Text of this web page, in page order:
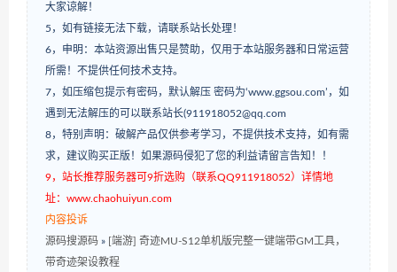
大家谅解！
5，如有链接无法下载，请联系站长处理！
6，申明：本站资源出售只是赞助，仅用于本站服务器和日常运营
所需！不提供任何技术支持。
7，如压缩包提示有密码，默认解压 密码为‘www.ggsou.com’，如
遇到无法解压的可以联系站长(911918052@qq.com
8，特别声明：破解产品仅供参考学习，不提供技术支持，如有需
求，建议购买正版！如果源码侵犯了您的利益请留言告知！！
9，站长推荐服务器可9折选购（联系QQ911918052）详情地
址：www.chaohuiyun.com
内容投诉
源码搜源码 » [端游] 奇迹MU-S12单机版完整一键端带GM工具，
带奇迹架设教程